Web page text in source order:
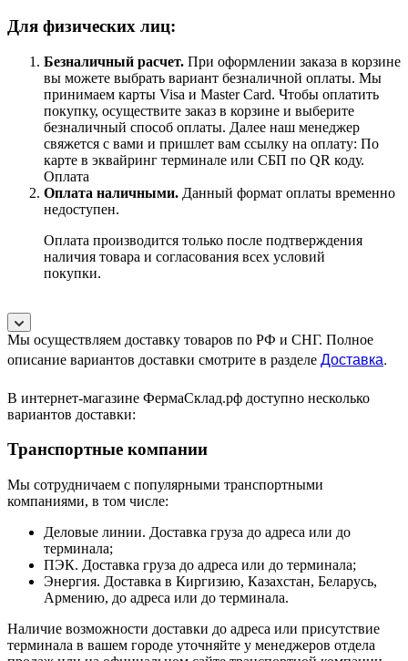
Для физических лиц:
Безналичный расчет. При оформлении заказа в корзине
вы можете выбрать вариант безналичной оплаты. Мы
принимаем карты Visa и Master Card. Чтобы оплатить
покупку, осуществите заказ в корзине и выберите
безналичный способ оплаты. Далее наш менеджер
свяжется с вами и пришлет вам ссылку на оплату: По
карте в эквайринг терминале или СБП по QR коду.
Оплата
Оплата наличными. Данный формат оплаты временно
недоступен.
Оплата производится только после подтверждения
наличия товара и согласования всех условий
покупки.
Мы осуществляем доставку товаров по РФ и СНГ. Полное
описание вариантов доставки смотрите в разделе Доставка.
В интернет-магазине ФермаСклад.рф доступно несколько
вариантов доставки:
Транспортные компании
Мы сотрудничаем с популярными транспортными
компаниями, в том числе:
Деловые линии. Доставка груза до адреса или до
терминала;
ПЭК. Доставка груза до адреса или до терминала;
Энергия. Доставка в Киргизию, Казахстан, Беларусь,
Армению, до адреса или до терминала.
Наличие возможности доставки до адреса или присутствие
терминала в вашем городе уточняйте у менеджеров отдела